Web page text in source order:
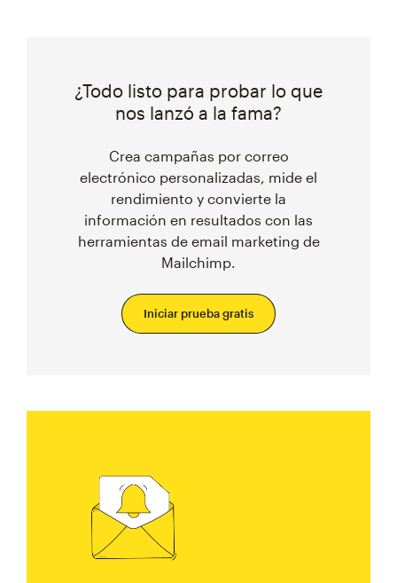
¿Todo listo para probar lo que
nos lanzó a la fama?
Crea campañas por correo
electrónico personalizadas, mide el
rendimiento y convierte la
información en resultados con las
herramientas de email marketing de
Mailchimp.
Iniciar prueba gratis